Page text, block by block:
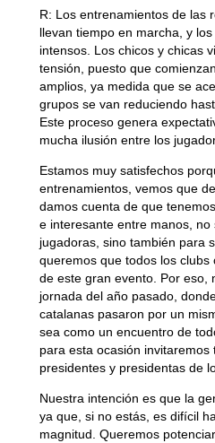
R: Los entrenamientos de las
llevan tiempo en marcha, y
intensos. Los chicos y chicas
tensión, puesto que
amplios, ya medida que se
grupos se van reduciendo
Este proceso genera
mucha ilusión entre los
Estamos muy satisfechos
entrenamientos, vemos que
damos cuenta de que
e interesante entre manos,
jugadoras, sino también para
queremos que todos los
de este gran evento. Por eso,
jornada del año pasado,
catalanas pasaron por un
sea como un encuentro de
para esta ocasión invitaremos
presidentes y presidentas de
Nuestra intención es que la
ya que, si no estás, es difícil
magnitud. Queremos